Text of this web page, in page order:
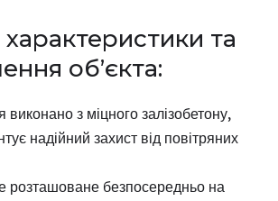
та
об’єкта:
виконано з міцного залізобетону,
надійний захист від повітряних
розташоване безпосередньо на